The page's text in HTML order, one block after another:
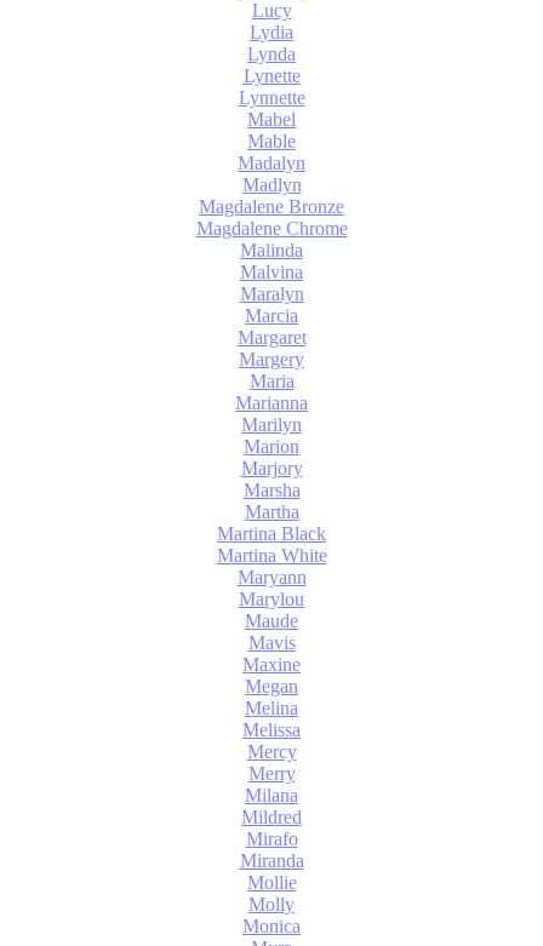
Lucy
Lydia
Lynda
Lynette
Lynnette
Mabel
Mable
Madalyn
Madlyn
Magdalene Bronze
Magdalene Chrome
Malinda
Malvina
Maralyn
Marcia
Margaret
Margery
Maria
Marianna
Marilyn
Marion
Marjory
Marsha
Martha
Martina Black
Martina White
Maryann
Marylou
Maude
Mavis
Maxine
Megan
Melina
Melissa
Mercy
Merry
Milana
Mildred
Mirafo
Miranda
Mollie
Molly
Monica